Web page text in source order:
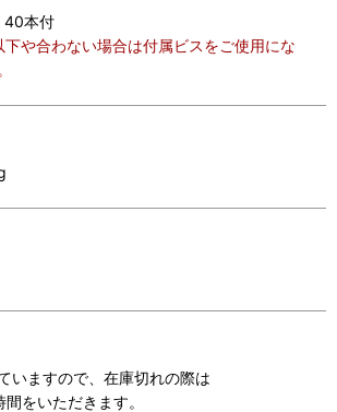
40本付
や合わない場合は付属ビスをご使用にな
いますので、在庫切れの際は
をいただきます。